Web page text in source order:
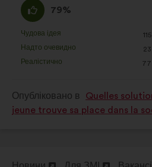
За
:
79%
Чудова ідея
: 115
разів
Надто очевидно
: 23
разів
Реалістично
: 77
разів
Опубліковано в
Quelles
jeune trouve sa place dans la
що допомагають
наш вплив через